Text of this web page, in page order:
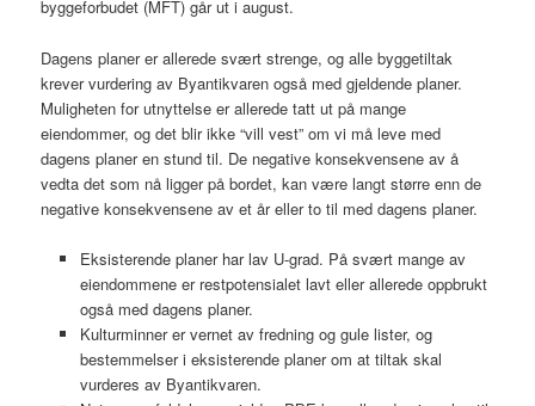
byggeforbudet (MFT) går ut i august.
Dagens planer er allerede svært strenge, og alle byggetiltak
krever vurdering av Byantikvaren også med gjeldende planer.
Muligheten for utnyttelse er allerede tatt ut på mange
eiendommer, og det blir ikke “vill vest” om vi må leve med
dagens planer en stund til. De negative konsekvensene av å
vedta det som nå ligger på bordet, kan være langt større enn de
negative konsekvensene av et år eller to til med dagens planer.
Eksisterende planer har lav U-grad. På svært mange av
eiendommene er restpotensialet lavt eller allerede oppbrukt
også med dagens planer.
Kulturminner er vernet av fredning og gule lister, og
bestemmelser i eksisterende planer om at tiltak skal
vurderes av Byantikvaren.